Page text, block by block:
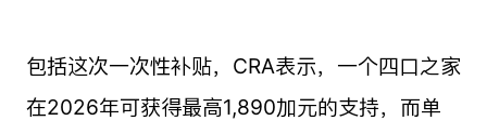
包括这次一次性补贴，CRA表示，一个四口之家
在2026年可获得最高1,890加元的支持，而单